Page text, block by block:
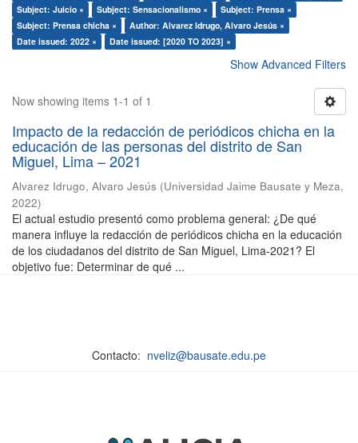
Subject: Juicio ×
Subject: Sensacionalismo ×
Subject: Prensa ×
Subject: Prensa chicha ×
Author: Alvarez Idrugo, Alvaro Jesús ×
Date issued: 2022 ×
Date issued: [2020 TO 2023] ×
Show Advanced Filters
Now showing items 1-1 of 1
Impacto de la redacción de periódicos chicha en la
educación de las personas del distrito de San
Miguel, Lima – 2021
Alvarez Idrugo, Alvaro Jesús (Universidad Jaime Bausate y Meza,
2022)
El actual estudio presentó como problema general: ¿De qué
manera influye la redacción de periódicos chicha en la educación
de los ciudadanos del distrito de San Miguel, Lima-2021? El
objetivo fue: Determinar de qué ...
Contacto: nveliz@bausate.edu.pe